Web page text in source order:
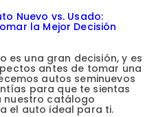
Nuevo vs. Usado:
la Mejor Decisión
es una gran decisión, y es
antes de tomar una
autos seminuevos
para que te sientas
nuestro catálogo
el auto ideal para ti.